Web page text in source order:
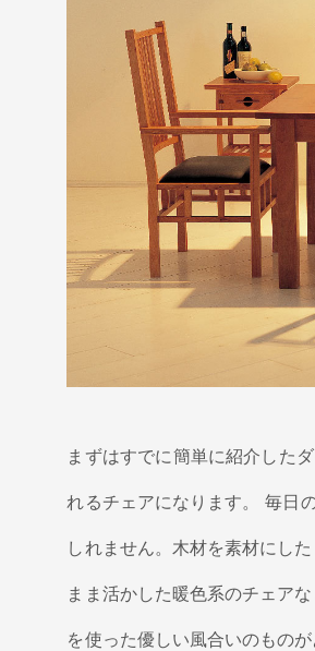
まずはすでに簡単に紹介した
れるチェアになります。 毎日
しれません。木材を素材にし
まま活かした暖色系のチェア
を使った優しい風合いのもの